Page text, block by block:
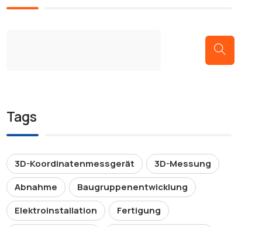
Tags
3D-Koordinatenmessgerät
3D-Messung
Abnahme
Baugruppenentwicklung
Elektroinstallation
Fertigung